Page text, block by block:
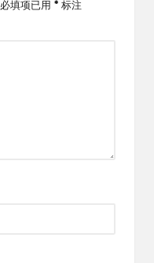
必填项已用 * 标注